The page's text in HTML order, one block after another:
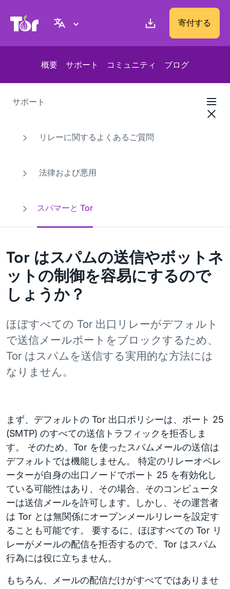
Tor Project ウェブサイト 寄付する
概要 サポート コミュニティ ブログ
サポート
リレーに関するよくあるご質問
法律および悪用
スパマーと Tor
Tor はスパムの送信やボットネ
ットの制御を容易にするので
しょうか？
ほぼすべての Tor 出口リレーがデフォルト
で送信メールポートをブロックするため、
Tor はスパムを送信する実用的な方法には
なりません。
まず、デフォルトの Tor 出口ポリシーは、ポート 25
(SMTP) のすべての送信トラフィックを拒否しま
す。 そのため、Tor を使ったスパムメールの送信は
デフォルトでは機能しません。 特定のリレーオペレ
ーターが自身の出口ノードでポート 25 を有効化し
ている可能性はあり、その場合、そのコンピュータ
ーは送信メールを許可します。しかし、その運営者
は Tor とは無関係にオープンメールリレーを設定す
ることも可能です。 要するに、ほぼすべての Tor リ
レーがメールの配信を拒否するので、Tor はスパム
行為には役に立ちません。
もちろん、メールの配信だけがすべてではありませ